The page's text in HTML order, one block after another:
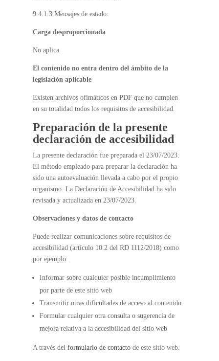
9.4.1.3 Mensajes de estado.
Carga desproporcionada
No aplica
El contenido no entra dentro del ámbito de la
legislación aplicable
Existen archivos ofimáticos en PDF que no cumplen
en su totalidad todos los requisitos de accesibilidad.
Preparación de la presente
declaración de accesibilidad
La presente declaración fue preparada el 23/07/2023.
El método empleado para preparar la declaración ha
sido una autoevaluación llevada a cabo por el propio
organismo. La Declaración de Accesibilidad ha sido
revisada y actualizada en 23/07/2023.
Observaciones y datos de contacto
Puede realizar comunicaciones sobre requisitos de
accesibilidad (artículo 10.2 del RD 1112/2018) como
por ejemplo:
Informar sobre cualquier posible incumplimiento
por parte de este sitio web
Transmitir otras dificultades de acceso al contenido
Formular cualquier otra consulta o sugerencia de
mejora relativa a la accesibilidad del sitio web
A través delformulario de contactode este sitio web.